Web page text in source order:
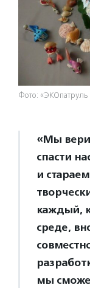
Фото:
«Мы
спасти
и
каждый,
среде,
мы